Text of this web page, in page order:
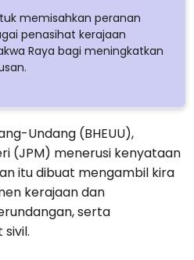
memisahkan peranan
penasihat kerajaan
Raya bagi meningkatkan
Undang (BHEUU),
(JPM) menerusi kenyataan
itu dibuat mengambil kira
kerajaan dan
serta